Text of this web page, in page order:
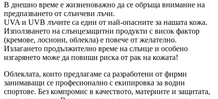
В днешно време е жизненоважно да се обръща внимание на
предпазването от слънчеви лъчи.
UVA и UVB лъчите са едни от най-опасните за нашата кожа.
Използването на слънцезащитни продукти с висок фактор
(кремове, лосиони, облекла) е повече от желателно.
Излагането продължително време на слънце и особено
изгарянето може да повиши риска от рак на кожата!
Облеклата, които предлагаме са разработени от фирми
занимаващи се професионално с екипировка за водни
спортове. Без компромис в качеството, материите и защитата,